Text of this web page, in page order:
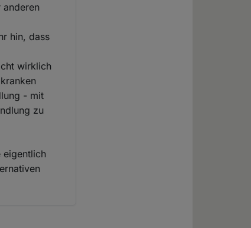
anderen
hin, dass
wirklich
- mit
zu
eigentlich